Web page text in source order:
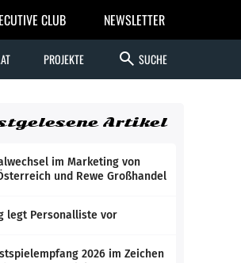
CLUB NEWSLETTER
PROJEKTE search SUCHE
Artikel
im Marketing von
und Rewe Großhandel
legt Personalliste vor
2026 im Zeichen